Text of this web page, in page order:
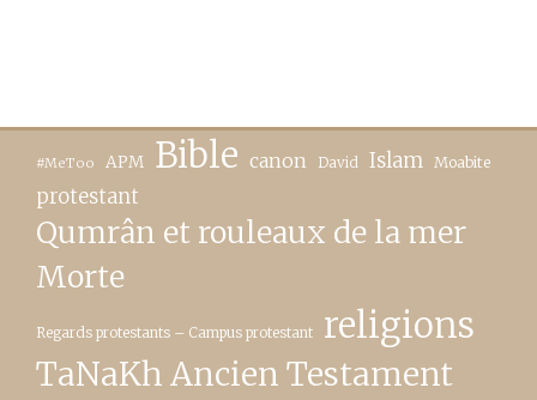
#MeToo APM Bible canon David Islam Moabite
protestant
Qumrân et rouleaux de la mer
Morte
Regards protestants – Campus protestant religions
TaNaKh Ancien Testament